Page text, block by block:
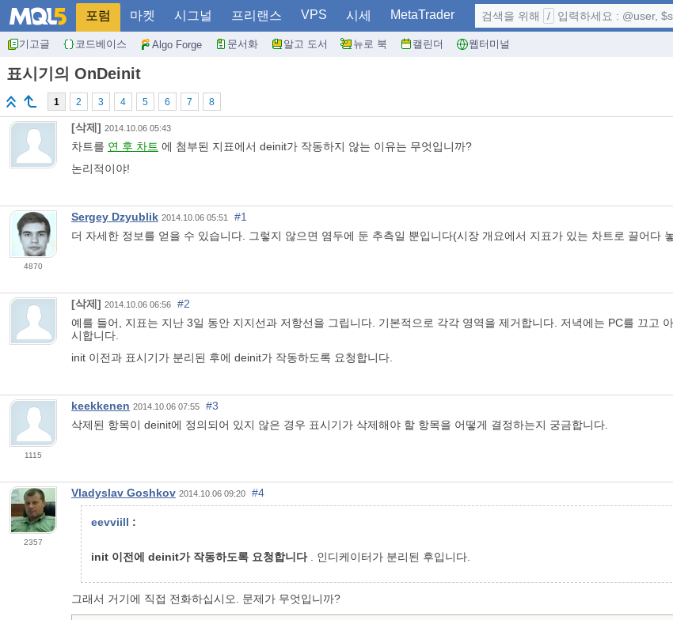
포럼 마켓 시그널 프리랜스 VPS 시세 MetaTrader
기고글 코드베이스 Algo Forge 문서화 알고 도서 뉴로 북 캘린더 웹터미널
검색을 위해 / 입력하세요 : @user,
표시기의 OnDeinit
1 2 3 4 5 6 7 8
[삭제] 2014.10.06 05:43
차트를 연 후 차트 에 첨부된 지표에서 deinit가 작동하지 않는 이유는 무엇입니까?
논리적이야!
4870
Sergey Dzyublik 2014.10.06 05:51
#1
더 자세한 정보를 얻을 수 있습니다. 그렇지 않으면 염두에 둔 추측일 뿐입니다(시장 개요에서 지표가 있는 차트로 끌어다
[삭제] 2014.10.06 06:56
#2
예를 들어, 지표는 지난 3일 동안 지지선과 저항선을 그립니다. 기본적으로 각각 영역을 제거합니다. 저녁에는 PC를 끄고
시합니다.
init 이전과 표시기가 분리된 후에 deinit가 작동하도록 요청합니다.
1115
keekkenen 2014.10.06 07:55
#3
삭제된 항목이 deinit에 정의되어 있지 않은 경우 표시기가 삭제해야 할 항목을 어떻게 결정하는지 궁금합니다.
2357
Vladyslav Goshkov 2014.10.06 09:20 #4
eevviill :
init 이전에 deinit가 작동하도록 요청합니다. 인디케이터가 분리된 후입니다.
그래서 거기에 직접 전화하십시오. 문제가 무엇입니까?